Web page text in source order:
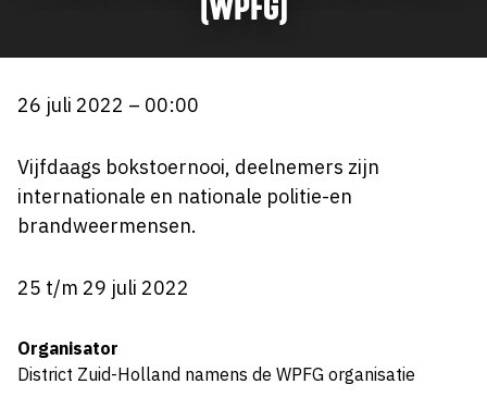
(WPFG)
26 juli 2022 – 00:00
Vijfdaags bokstoernooi, deelnemers zijn
internationale en nationale politie-en
brandweermensen.
25 t/m 29 juli 2022
Organisator
District Zuid-Holland namens de WPFG organisatie